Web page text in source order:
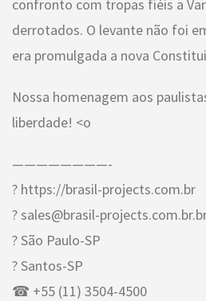
confronto com tropas fiéis a
derrotados. O levante não foi
era promulgada a nova
Nossa homenagem aos
liberdade! <o
————————-
? https://brasil-projects.com.br
? sales@brasil-
? São Paulo-SP
? Santos-SP
☎ +55 (11) 3504-4500